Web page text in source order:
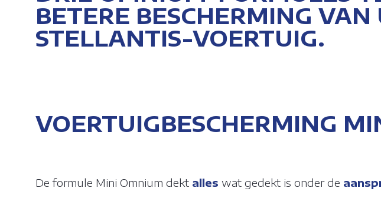
BETERE BESCHERMING
STELLANTIS-VOERTUIG.
VOERTUIGBESCHERMING
De formule Mini Omnium dekt alles wat gedekt is onder de